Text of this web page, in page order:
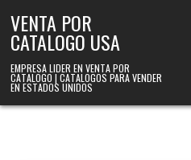
VENTA POR
CATALOGO USA
EMPRESA LIDER EN VENTA POR
CATALOGO | CATALOGOS PARA VENDER
EN ESTADOS UNIDOS